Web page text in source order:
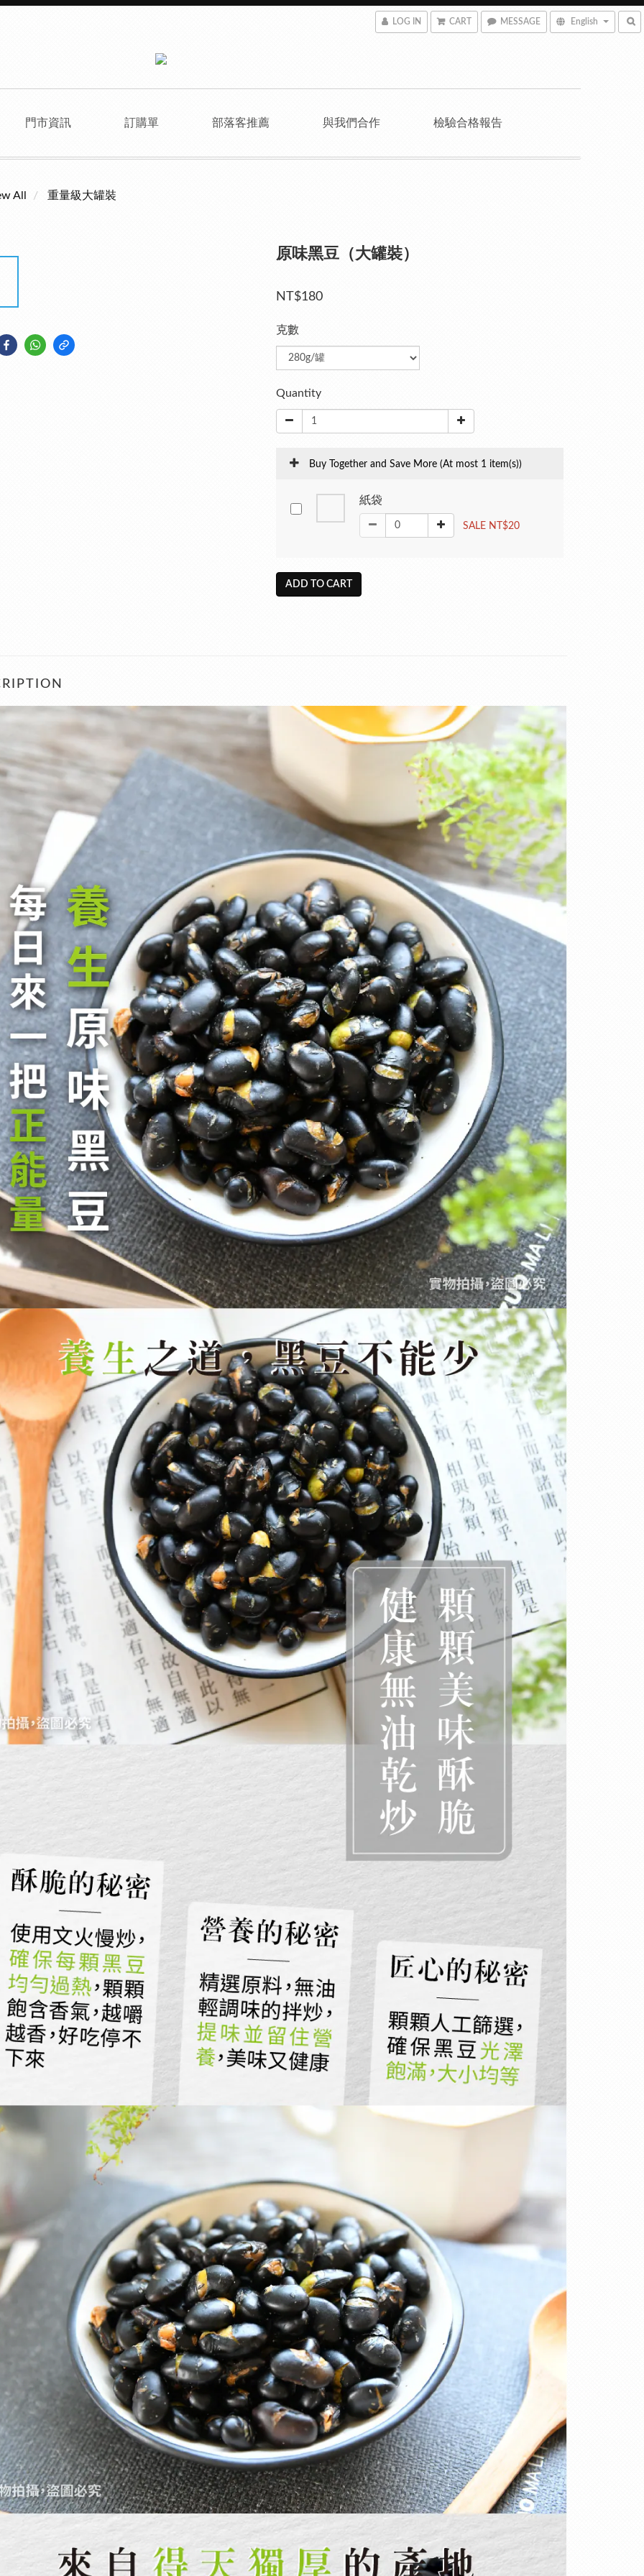
LOG IN CART MESSAGE English
門市資訊 訂購單 部落客推薦 與我們合作 檢驗合格報告
All 重量級大罐裝
原味黑豆（大罐裝）
NT$180
克數
Quantity
Buy Together and Save More (At most 1 item(s))
紙袋
SALE NT$20
ADD TO CART